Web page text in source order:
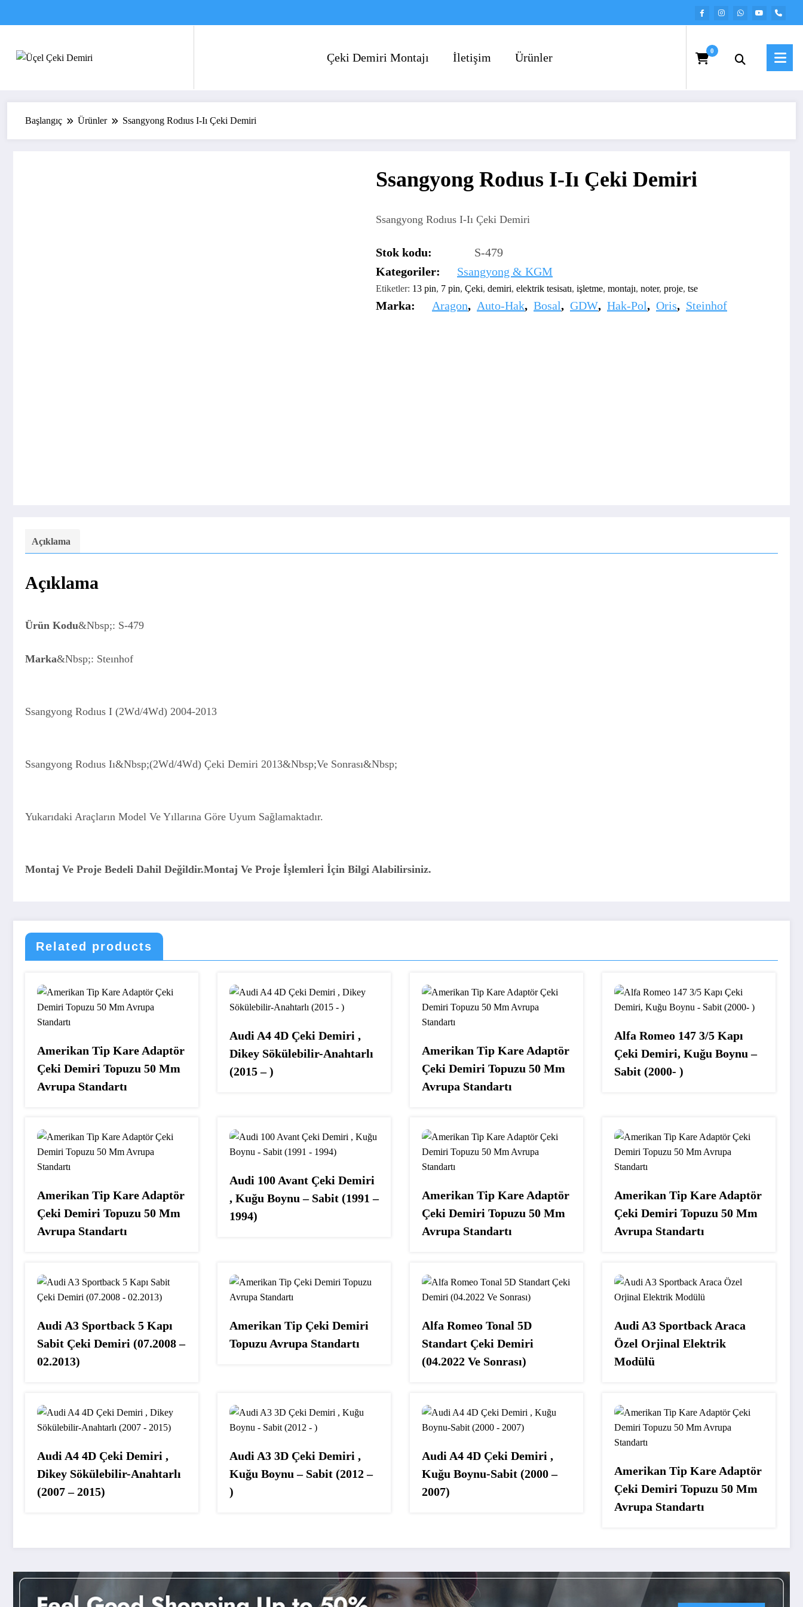
Çeki Demiri Montajı İletişim Ürünler 0
Başlangıç Ürünler Ssangyong Rodıus I-Iı Çeki Demiri
Ssangyong Rodıus I-Iı Çeki Demiri
Ssangyong Rodıus I-Iı Çeki Demiri
Stok kodu:
S-479
Kategoriler:
Ssangyong & KGM
Etiketler: 13 pin, 7 pin, Çeki, demiri, elektrik tesisatı, işletme, montajı, noter, proje, tse
Marka: Aragon, Auto-Hak, Bosal, GDW, Hak-Pol, Oris, Steinhof
Açıklama
Açıklama
Ürün Kodu&Nbsp;: S-479
Marka&Nbsp;: Steınhof
Ssangyong Rodıus I (2Wd/4Wd) 2004-2013
Ssangyong Rodıus Iı&Nbsp;(2Wd/4Wd) Çeki Demiri 2013&Nbsp;Ve Sonrası&Nbsp;
Yukarıdaki Araçların Model Ve Yıllarına Göre Uyum Sağlamaktadır.
Montaj Ve Proje Bedeli Dahil Değildir.Montaj Ve Proje İşlemleri İçin Bilgi Alabilirsiniz.
Related products
Amerikan Tip Kare Adaptör
Çeki Demiri Topuzu 50 Mm
Avrupa Standartı
Audi A4 4D Çeki Demiri ,
Dikey Sökülebilir-Anahtarlı
(2015 – )
Amerikan Tip Kare Adaptör
Çeki Demiri Topuzu 50 Mm
Avrupa Standartı
Alfa Romeo 147 3/5 Kapı
Çeki Demiri, Kuğu Boynu –
Sabit (2000- )
Amerikan Tip Kare Adaptör
Çeki Demiri Topuzu 50 Mm
Avrupa Standartı
Audi 100 Avant Çeki Demiri
, Kuğu Boynu – Sabit (1991 –
1994)
Amerikan Tip Kare Adaptör
Çeki Demiri Topuzu 50 Mm
Avrupa Standartı
Amerikan Tip Kare Adaptör
Çeki Demiri Topuzu 50 Mm
Avrupa Standartı
Audi A3 Sportback 5 Kapı
Sabit Çeki Demiri (07.2008 –
02.2013)
Amerikan Tip Çeki Demiri
Topuzu Avrupa Standartı
Alfa Romeo Tonal 5D
Standart Çeki Demiri
(04.2022 Ve Sonrası)
Audi A3 Sportback Araca
Özel Orjinal Elektrik
Modülü
Audi A4 4D Çeki Demiri ,
Dikey Sökülebilir-Anahtarlı
(2007 – 2015)
Audi A3 3D Çeki Demiri ,
Kuğu Boynu – Sabit (2012 –
)
Audi A4 4D Çeki Demiri ,
Kuğu Boynu-Sabit (2000 –
2007)
Amerikan Tip Kare Adaptör
Çeki Demiri Topuzu 50 Mm
Avrupa Standartı